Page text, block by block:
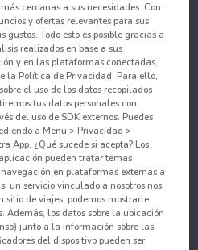
cercanas a sus necesidades: Con
y ofertas relevantes para sus
gustos. Todo esto es posible gracias a
realizados en base a sus
y en las plataformas conectadas,
la Política de Privacidad. Para ello,
el uso de los datos recopilados
tus datos personales con
del uso de SDK externos. Puedes
a Menu > Privacidad >
App. ¿Qué sucede si acepta? Los
pueden tratar temas
en plataformas externas a
un servicio vinculado a nosotros nos
de viajes, podemos mostrarle
Además, los datos sobre la ubicación
junto a la información sobre las
del dispositivo pueden ser